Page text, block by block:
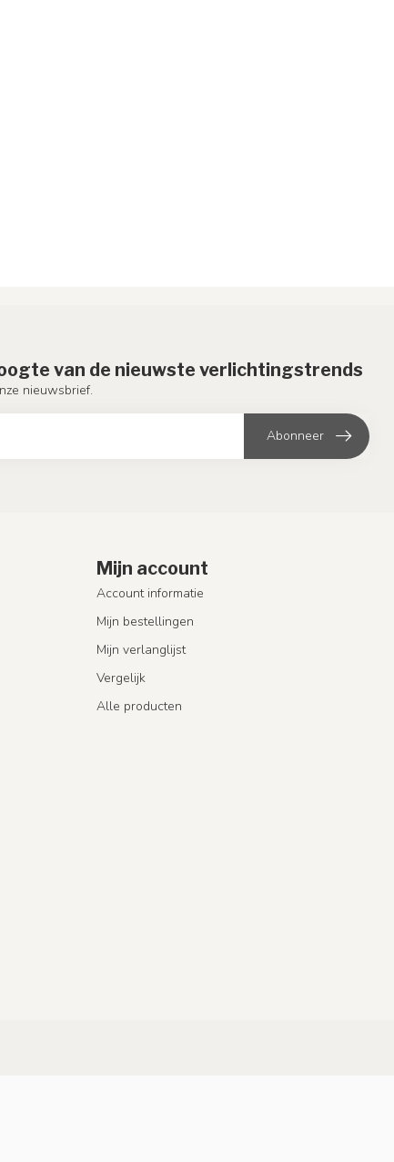
van de nieuwste verlichtingstrends
nieuwsbrief.
Abonneer
Mijn account
Account informatie
Mijn bestellingen
Mijn verlanglijst
Vergelijk
Alle producten